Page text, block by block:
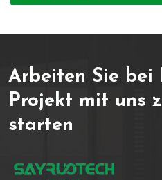
Verbundwerkstoff (WPC)
den ganzjährigen Einsatz.
Das innovative
Verriegelungssystem
ermöglicht einfach zu
Terrassenfliesen für
Arbeiten Sie bei
Projekt mit uns
starten